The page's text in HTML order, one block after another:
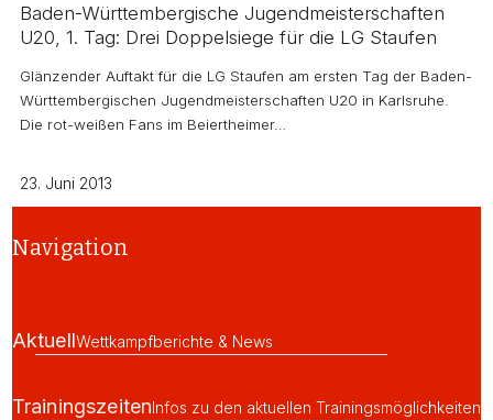
Baden-Württembergische Jugendmeisterschaften
U20, 1. Tag: Drei Doppelsiege für die LG Staufen
Glänzender Auftakt für die LG Staufen am ersten Tag der Baden-
Württembergischen Jugendmeisterschaften U20 in Karlsruhe.
Die rot-weißen Fans im Beiertheimer…
23. Juni 2013
Navigation
AktuellWettkampfberichte & News
TrainingszeitenInfos zu den aktuellen Trainingsmöglichkeiten